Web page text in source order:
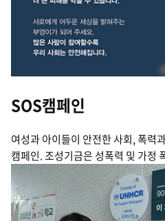
SOS캠페인
여성과 아이들이 안전한 사회, 폭력
캠페인. 조성기금은 성폭력 및 가정